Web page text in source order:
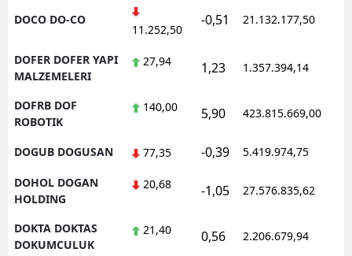
DOCO DO-CO
11.252,50
-0,51 21.132.177,50
DOFER DOFER YAPI
MALZEMELERI
27,94 1,23 1.357.394,14
DOFRB DOF
ROBOTIK
140,00 5,90 423.815.669,00
DOGUB DOGUSAN 77,35 -0,39 5.419.974,75
DOHOL DOGAN
HOLDING
20,68 -1,05 27.576.835,62
DOKTA DOKTAS
DOKUMCULUK
21,40 0,56 2.206.679,94